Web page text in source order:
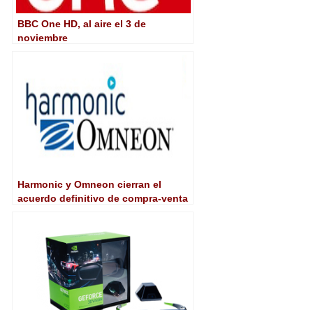
BBC One HD, al aire el 3 de
noviembre
Harmonic y Omneon cierran el
acuerdo definitivo de compra-venta